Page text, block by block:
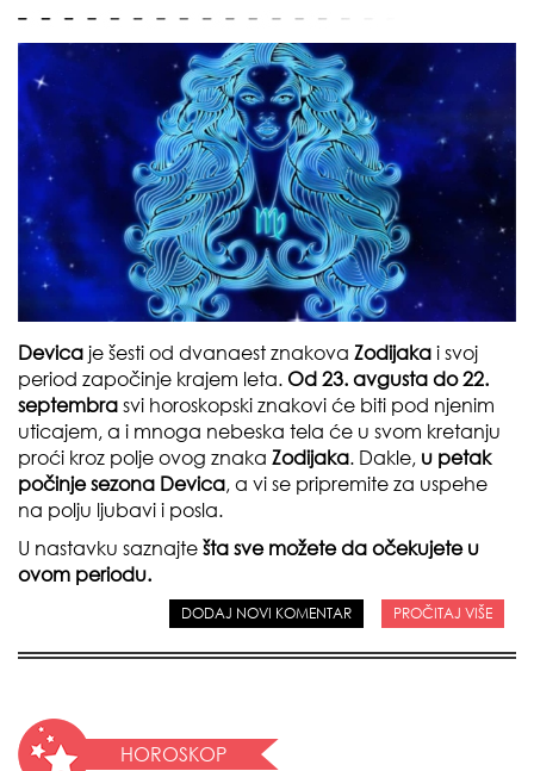
Devica je šesti od dvanaest znakova Zodijaka i svoj
period započinje krajem leta. Od 23. avgusta do 22.
septembra svi horoskopski znakovi će biti pod njenim
uticajem, a i mnoga nebeska tela će u svom kretanju
proći kroz polje ovog znaka Zodijaka. Dakle, u petak
počinje sezona Devica, a vi se pripremite za uspehe
na polju ljubavi i posla.
U nastavku saznajte šta sve možete da očekujete u
ovom periodu.
DODAJ NOVI KOMENTAR PROČITAJ VIŠE
HOROSKOP